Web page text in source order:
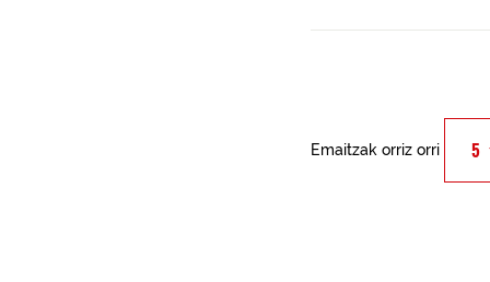
Emaitzak orriz orri